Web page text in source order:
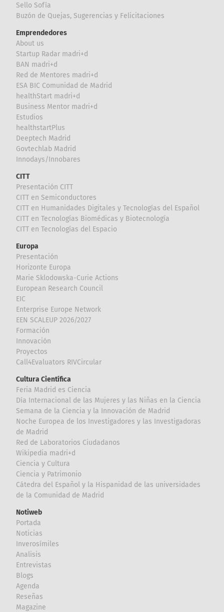
Sello Sofía
Buzón de Quejas, Sugerencias y Felicitaciones
Emprendedores
About us
Startup Radar madri+d
BAN madri+d
Red de Mentores madri+d
ESA BIC Comunidad de Madrid
healthStart madri+d
Business Mentor madri+d
Estudios
healthstartPlus
Deeptech Madrid
Govtechlab Madrid
Innodays/Innobares
CITT
Presentación CITT
CITT en Semiconductores
CITT en Humanidades Digitales y Tecnologías del Español
CITT en Tecnologías Biomédicas y Biotecnología
CITT en Tecnologías del Espacio
Europa
Presentación
Horizonte Europa
Marie Sklodowska-Curie Actions
European Research Council
EIC
Enterprise Europe Network
EEN SCALEUP 2026/2027
Formación
Innovación
Proyectos
Call4Evaluators RIVCircular
Cultura Científica
Feria Madrid es Ciencia
Día Internacional de las Mujeres y las Niñas en la Ciencia
Semana de la Ciencia y la Innovación de Madrid
Noche Europea de los Investigadores y las Investigadoras
de Madrid
Red de Laboratorios Ciudadanos
Wikipedia madri+d
Ciencia y Cultura
Ciencia y Patrimonio
Cátedra del Español y la Hispanidad de las universidades
de la Comunidad de Madrid
Notiweb
Portada
Noticias
Inverosímiles
Analisis
Entrevistas
Blogs
Agenda
Reseñas
Magazine